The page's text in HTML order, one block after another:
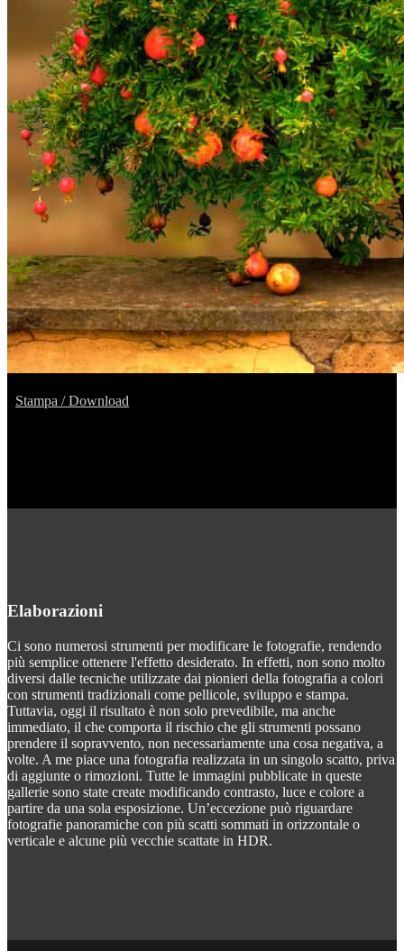
Stampa / Download
Elaborazioni
Ci sono numerosi strumenti per modificare le fotografie, rendendo
più semplice ottenere l'effetto desiderato. In effetti, non sono molto
diversi dalle tecniche utilizzate dai pionieri della fotografia a colori
con strumenti tradizionali come pellicole, sviluppo e stampa.
Tuttavia, oggi il risultato è non solo prevedibile, ma anche
immediato, il che comporta il rischio che gli strumenti possano
prendere il sopravvento, non necessariamente una cosa negativa, a
volte. A me piace una fotografia realizzata in un singolo scatto, priva
di aggiunte o rimozioni. Tutte le immagini pubblicate in queste
gallerie sono state create modificando contrasto, luce e colore a
partire da una sola esposizione. Un’eccezione può riguardare
fotografie panoramiche con più scatti sommati in orizzontale o
verticale e alcune più vecchie scattate in HDR.